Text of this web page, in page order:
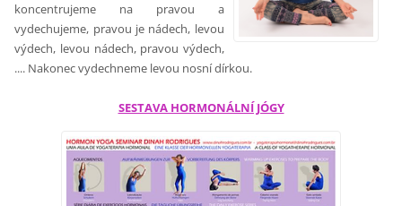
koncentrujeme na pravou a
vydechujeme, pravou je nádech, levou
výdech, levou nádech, pravou výdech,
.... Nakonec vydechneme levou nosní dírkou.
SESTAVA HORMONÁLNÍ JÓGY